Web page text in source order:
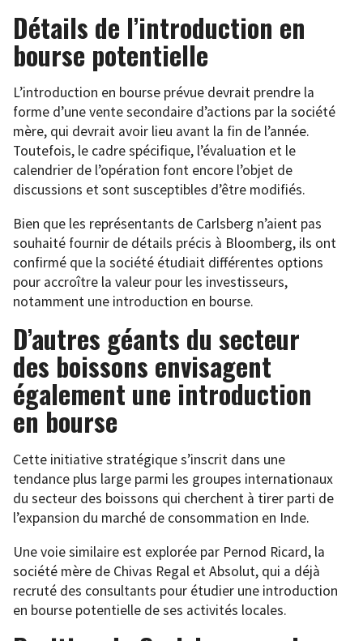
Détails de l’introduction en
bourse potentielle
L’introduction en bourse prévue devrait prendre la
forme d’une vente secondaire d’actions par la société
mère, qui devrait avoir lieu avant la fin de l’année.
Toutefois, le cadre spécifique, l’évaluation et le
calendrier de l’opération font encore l’objet de
discussions et sont susceptibles d’être modifiés.
Bien que les représentants de Carlsberg n’aient pas
souhaité fournir de détails précis à Bloomberg, ils ont
confirmé que la société étudiait différentes options
pour accroître la valeur pour les investisseurs,
notamment une introduction en bourse.
D’autres géants du secteur
des boissons envisagent
également une introduction
en bourse
Cette initiative stratégique s’inscrit dans une
tendance plus large parmi les groupes internationaux
du secteur des boissons qui cherchent à tirer parti de
l’expansion du marché de consommation en Inde.
Une voie similaire est explorée par Pernod Ricard, la
société mère de Chivas Regal et Absolut, qui a déjà
recruté des consultants pour étudier une introduction
en bourse potentielle de ses activités locales.